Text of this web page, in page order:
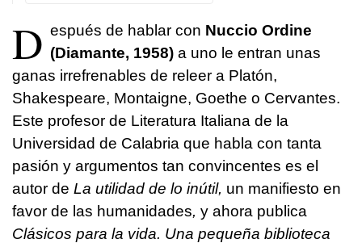
D espués de hablar con Nuccio Ordine
(Diamante, 1958) a uno le entran unas
ganas irrefrenables de releer a Platón,
Shakespeare, Montaigne, Goethe o Cervantes.
Este profesor de Literatura Italiana de la
Universidad de Calabria que habla con tanta
pasión y argumentos tan convincentes es el
autor de La utilidad de lo inútil, un manifiesto en
favor de las humanidades, y ahora publica
Clásicos para la vida. Una pequeña biblioteca